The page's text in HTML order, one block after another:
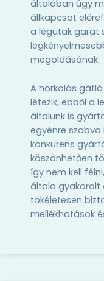
általában úgy
állkapcsot
a légutak garat
megoldásának.
A horkolás
létezik, ebből a
általunk is
egyénre szabva
konkurens
köszönhetően
így nem kell
általa
tökéletesen
mellékhatások